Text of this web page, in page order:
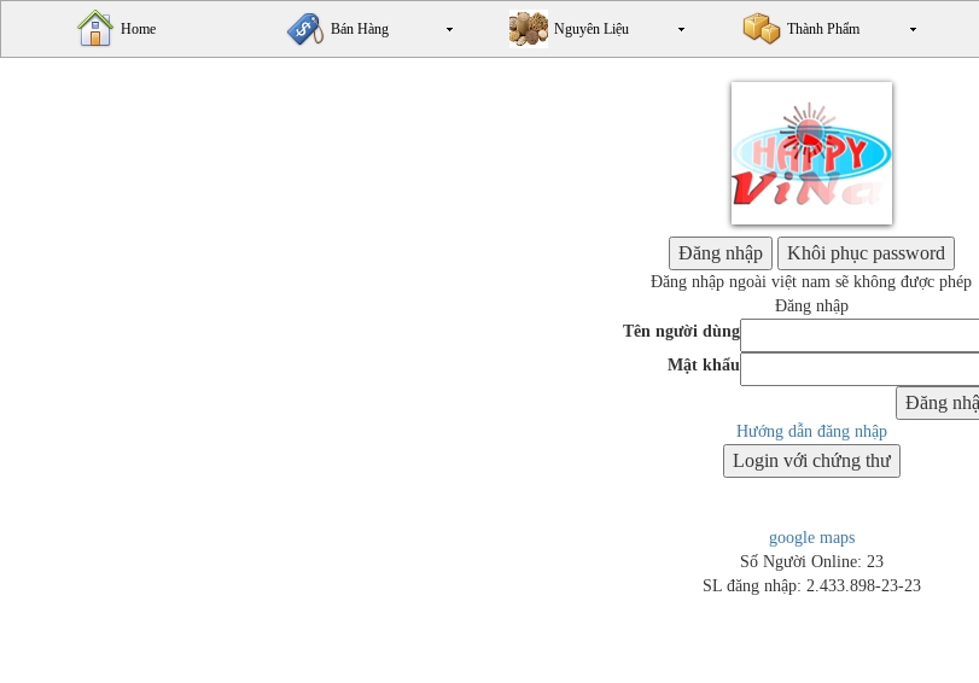
Home Bán Hàng Nguyên Liệu Thành Phẩm
Đăng nhập ngoài việt nam sẽ không được phép
Đăng nhập
Tên người dùng
Mật khẩu
Hướng dẫn đăng nhập
google maps
Số Người Online: 23
SL đăng nhập: 2.433.898-23-23